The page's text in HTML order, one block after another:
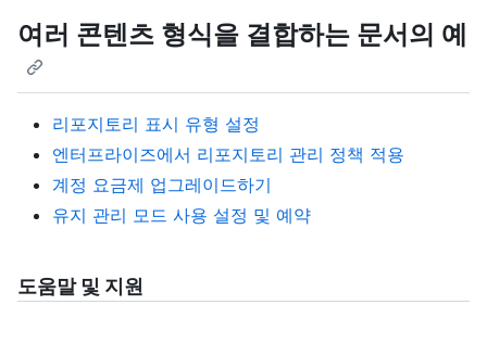
여러 콘텐츠 형식을 결합하는 문서의 예
리포지토리 표시 유형 설정
엔터프라이즈에서 리포지토리 관리 정책 적용
계정 요금제 업그레이드하기
유지 관리 모드 사용 설정 및 예약
도움말 및 지원